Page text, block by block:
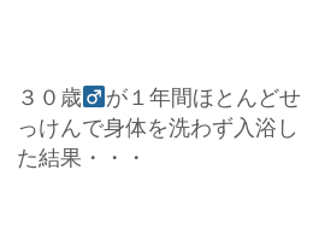
３０歳
が１年間ほとんどせ
っけんで身体を洗わず入浴し
た結果・・・